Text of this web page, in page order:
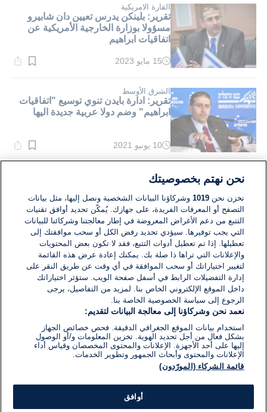
دقيقة.
القارة الامريكية
تقرير: بلينكن يدرس تعيين دان شابيرو
مسؤولا بوزارة الخارجية الأمريكية عن
اتفاقيات ابراهيم
وقت
دقيقة.
15 مايو 2023
الشرق الأوسط
تقرير: ادارة بايدن تنوي توسيع "اتفاقيات
ابراهيم" وضم دولا عربية جديدة اليها
وقت
دقيقة.
10 يونيو 2021
الشرق الأوسط
سفير امريكي سابق: اعتقد ان بايدن
سيتصل مع نتنياهو الاسبوع المقبل
وقت
القراءة:
1}
دقيقة.
11 فبراير 2021
نحن نهتم بخصوصيتك
نخزن نحن1019 وشركاؤنا البيانات الشخصية ونصل إليها، مثل بيانات
التصفح أو المعرفات الفريدة، على جهازك. يُمكّن تحديد أوافق تقنيات
التتبع من دعم الأغراض المعروضة في إطار معالجتنا وشركائنا للبيانات
التي يجب توفيرها. سيؤدي تحديد رفض الكل أو سحب موافقتك إلى
تعطيلها. إذا تم تعطيل أدوات التتبع، فقد لا تكون بعض المحتويات
والإعلانات التي تراها ذا صلة بك. يمكنك إعادة عرض هذه القائمة
لتغيير اختياراتك أو سحب الموافقة في أي وقت عن طريق النقر على
إدارة التفضيلات الرابط في أسفل صفحة الويب. ستؤثر اختياراتك
داخل الموقع الإلكتروني الخاص بنا. لمزيد من التفاصيل، يرجى
الرجوع إلى سياسة الخصوصية الخاصة بنا.
نعمد نحن وشركاؤنا إلى معالجة البيانات لتقديم:
استخدام بيانات الموقع الجغرافي الدقيقة. فحص خصائص الجهاز
بشكل فعال من أجل تحديد الهوية. تخزين المعلومات و/أو الوصول
إليها على أحد الأجهزة. الإعلانات والمحتوى المخصصان وقياس أداء
الإعلانات والمحتوى وأبحاث الجمهور وتطوير الخدمات.
قائمة الشركاء (المورّدون)
أوافق